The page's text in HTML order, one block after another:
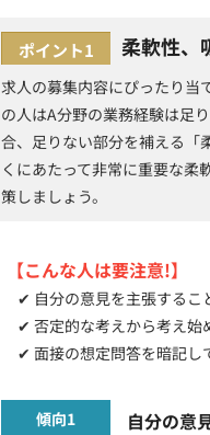
ポイント1 柔軟性、
求人の募集内容にぴったり当
の人はA分野の業務経験は足
合、足りない部分を補える「
くにあたって非常に重要な
策しましょう。
【こんな人は要注意!】
✔ 自分の意見を主張するこ
✔ 否定的な考えから考え始
✔ 面接の想定問答を暗記し
傾向1 自分の意